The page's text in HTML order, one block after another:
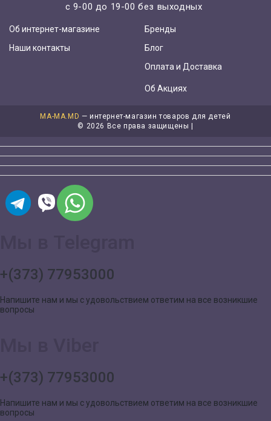
с 9-00 до 19-00 без выходных
Об интернет-магазине
Наши контакты
Бренды
Блог
Оплата и Доставка
Об Акциях
MA-MA.MD — интернет-магазин товаров для детей
© 2026 Все права защищены |
+(373) 77953000
Напишите нам и мы с удовольствием ответим на все возникшие
вопросы
+(373) 77953000
Напишите нам и мы с удовольствием ответим на все возникшие
вопросы